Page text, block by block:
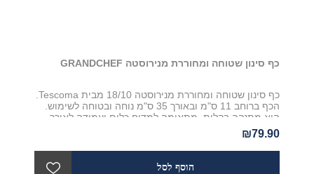
כף סינון שטוחה ומחוררת מנירוסטה GRANDCHEF
הכף ברוחב 11 ס"מ ובאורך 35 ס"מ נוחה ובטוחה לשימוש.
היא מתנקה בקלות, מתאימה למדיח כלים ועמידה לאורך
שנים
₪79.90